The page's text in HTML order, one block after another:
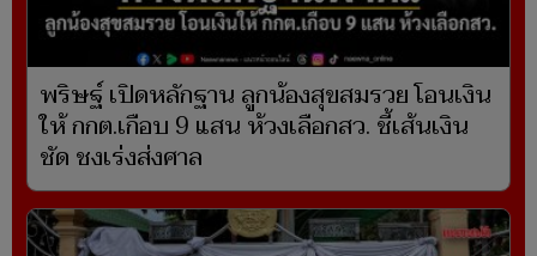
พริษฐ์ เปิดหลักฐาน ลูกน้องสุขสมรวย โอนเงิน
ให้ กกต.เกือบ 9 แสน ห้วงเลือกสว. ชี้เส้นเงิน
ชัด ชงเร่งส่งศาล